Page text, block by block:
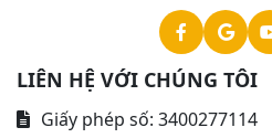
LIÊN HỆ VỚI CHÚNG TÔI
Giấy phép số: 3400277114